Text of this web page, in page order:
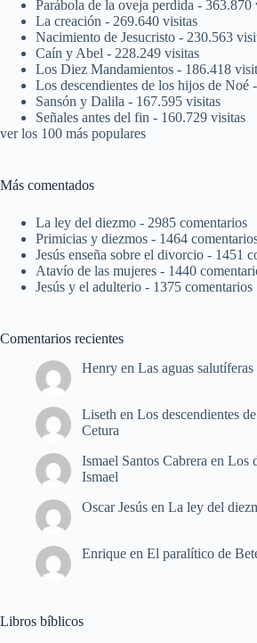
Parábola de la oveja perdida - 363.870
La creación - 269.640 visitas
Nacimiento de Jesucristo - 230.563
Caín y Abel - 228.249 visitas
Los Diez Mandamientos - 186.418
Los descendientes de los hijos de Noé
Sansón y Dalila - 167.595 visitas
Señales antes del fin - 160.729 visitas
ver los 100 más populares
Más comentados
La ley del diezmo - 2985 comentarios
Primicias y diezmos - 1464
Jesús enseña sobre el divorcio - 1451
Atavío de las mujeres - 1440
Jesús y el adulterio - 1375 comentarios
Comentarios recientes
Henry en Las aguas salutíferas
Liseth en Los descendientes
Cetura
Ismael Santos Cabrera en Los
Ismael
Oscar Jesús en La ley del
Enrique en El paralítico de
Libros bíblicos